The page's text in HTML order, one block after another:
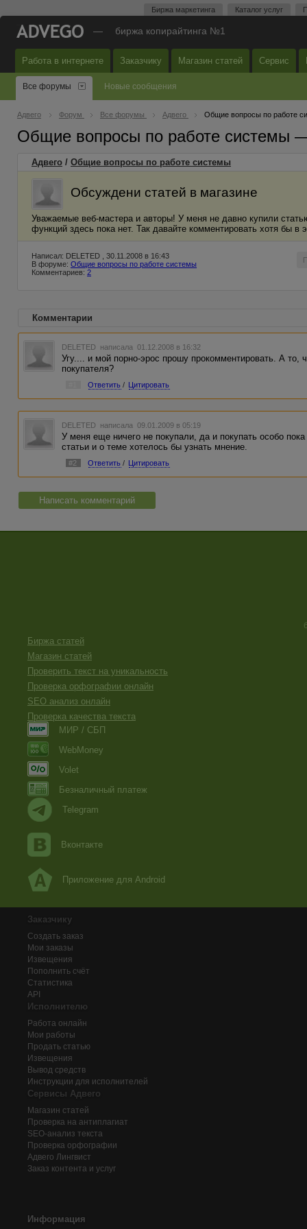
Биржа маркетинга Каталог услуг
— биржа копирайтинга №1
Работа в интернете Заказчику Магазин статей Сервис
Все форумы Новые сообщения
Адвего Форум Все форумы Адвего Общие вопросы по работе
Общие вопросы по работе системы
Адвего / Общие вопросы по работе системы
Обсуждени статей в магазине
Уважаемые веб-мастера и авторы! У меня не давно купили
функций здесь пока нет. Так давайте комментировать хотя бы
Написал: DELETED , 30.11.2008 в 16:43
В форуме: Общие вопросы по работе системы
Комментариев: 2
Комментарии
DELETED написала 01.12.2008 в 16:32
Угу.... и мой порно-эрос прошу прокомментировать. А то,
покупателя?
Ответить / Цитировать
DELETED написала 09.01.2009 в 05:19
У меня еще ничего не покупали, да и покупать особо
статьи и о теме хотелось бы узнать мнение.
#2 Ответить / Цитировать
Написать комментарий
Биржа статей
Магазин статей
Проверить текст на уникальность
Проверка орфографии онлайн
SEO анализ онлайн
Проверка качества текста
МИР / СБП
WebMoney
Volet
Безналичный платеж
Telegram
Вконтакте
Приложение для Android
Заказчику
Создать заказ
Мои заказы
Извещения
Пополнить счёт
Статистика
API
Исполнителю
Работа онлайн
Мои работы
Продать статью
Извещения
Вывод средств
Инструкции для исполнителей
Сервисы Адвего
Магазин статей
Проверка на антиплагиат
SEO-анализ текста
Проверка орфографии
Адвего Лингвист
Заказ контента и услуг
Информация